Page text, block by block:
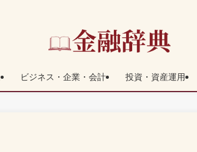
ビジネス・企業・会計 投資・資産運用